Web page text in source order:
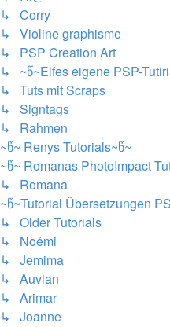
↳ Corry
↳ Violine graphisme
↳ PSP Creation Art
↳ ~წ~Elfes eigene PSP-
↳ Tuts mit Scraps
↳ Signtags
↳ Rahmen
~წ~ Renys Tutorials~წ~
~წ~ Romanas PhotoImpact
↳ Romana
~წ~Tutorial Übersetzungen
↳ Older Tutorials
↳ Noémi
↳ Jemima
↳ Auvian
↳ Arimar
↳ Joanne